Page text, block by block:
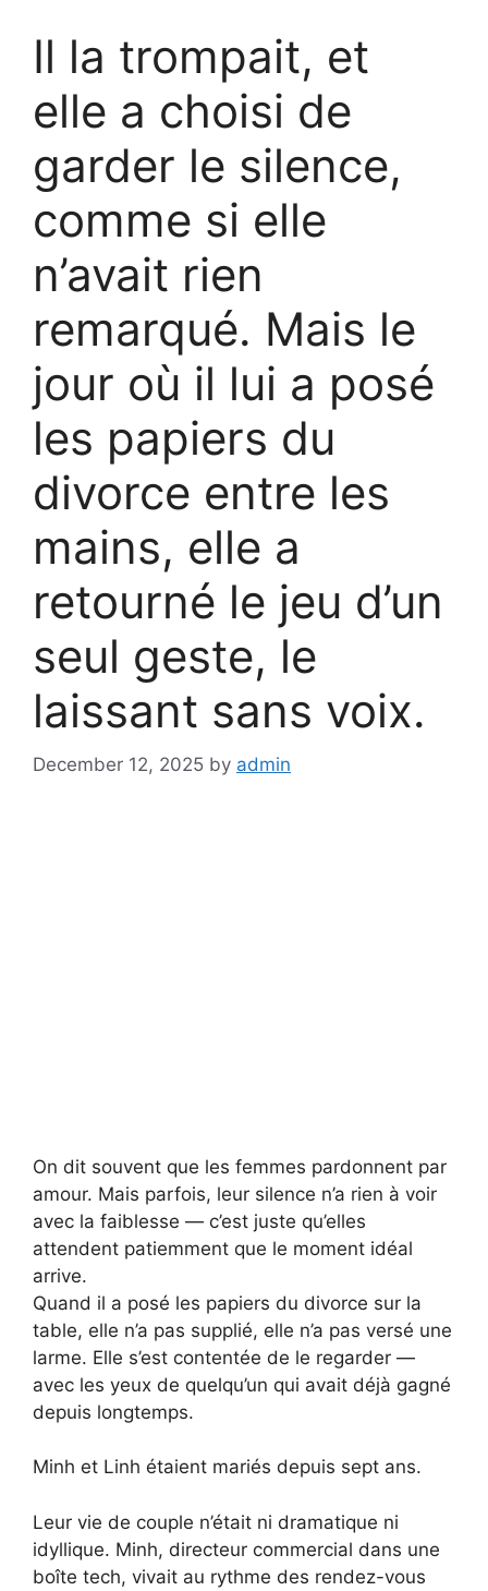
Il la trompait, et
elle a choisi de
garder le silence,
comme si elle
n’avait rien
remarqué. Mais le
jour où il lui a posé
les papiers du
divorce entre les
mains, elle a
retourné le jeu d’un
seul geste, le
laissant sans voix.
December 12, 2025 by admin
On dit souvent que les femmes pardonnent par
amour. Mais parfois, leur silence n’a rien à voir
avec la faiblesse — c’est juste qu’elles
attendent patiemment que le moment idéal
arrive.
Quand il a posé les papiers du divorce sur la
table, elle n’a pas supplié, elle n’a pas versé une
larme. Elle s’est contentée de le regarder —
avec les yeux de quelqu’un qui avait déjà gagné
depuis longtemps.
Minh et Linh étaient mariés depuis sept ans.
Leur vie de couple n’était ni dramatique ni
idyllique. Minh, directeur commercial dans une
boîte tech, vivait au rythme des rendez-vous